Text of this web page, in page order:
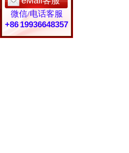
微信/电话客服
+86 19936648357